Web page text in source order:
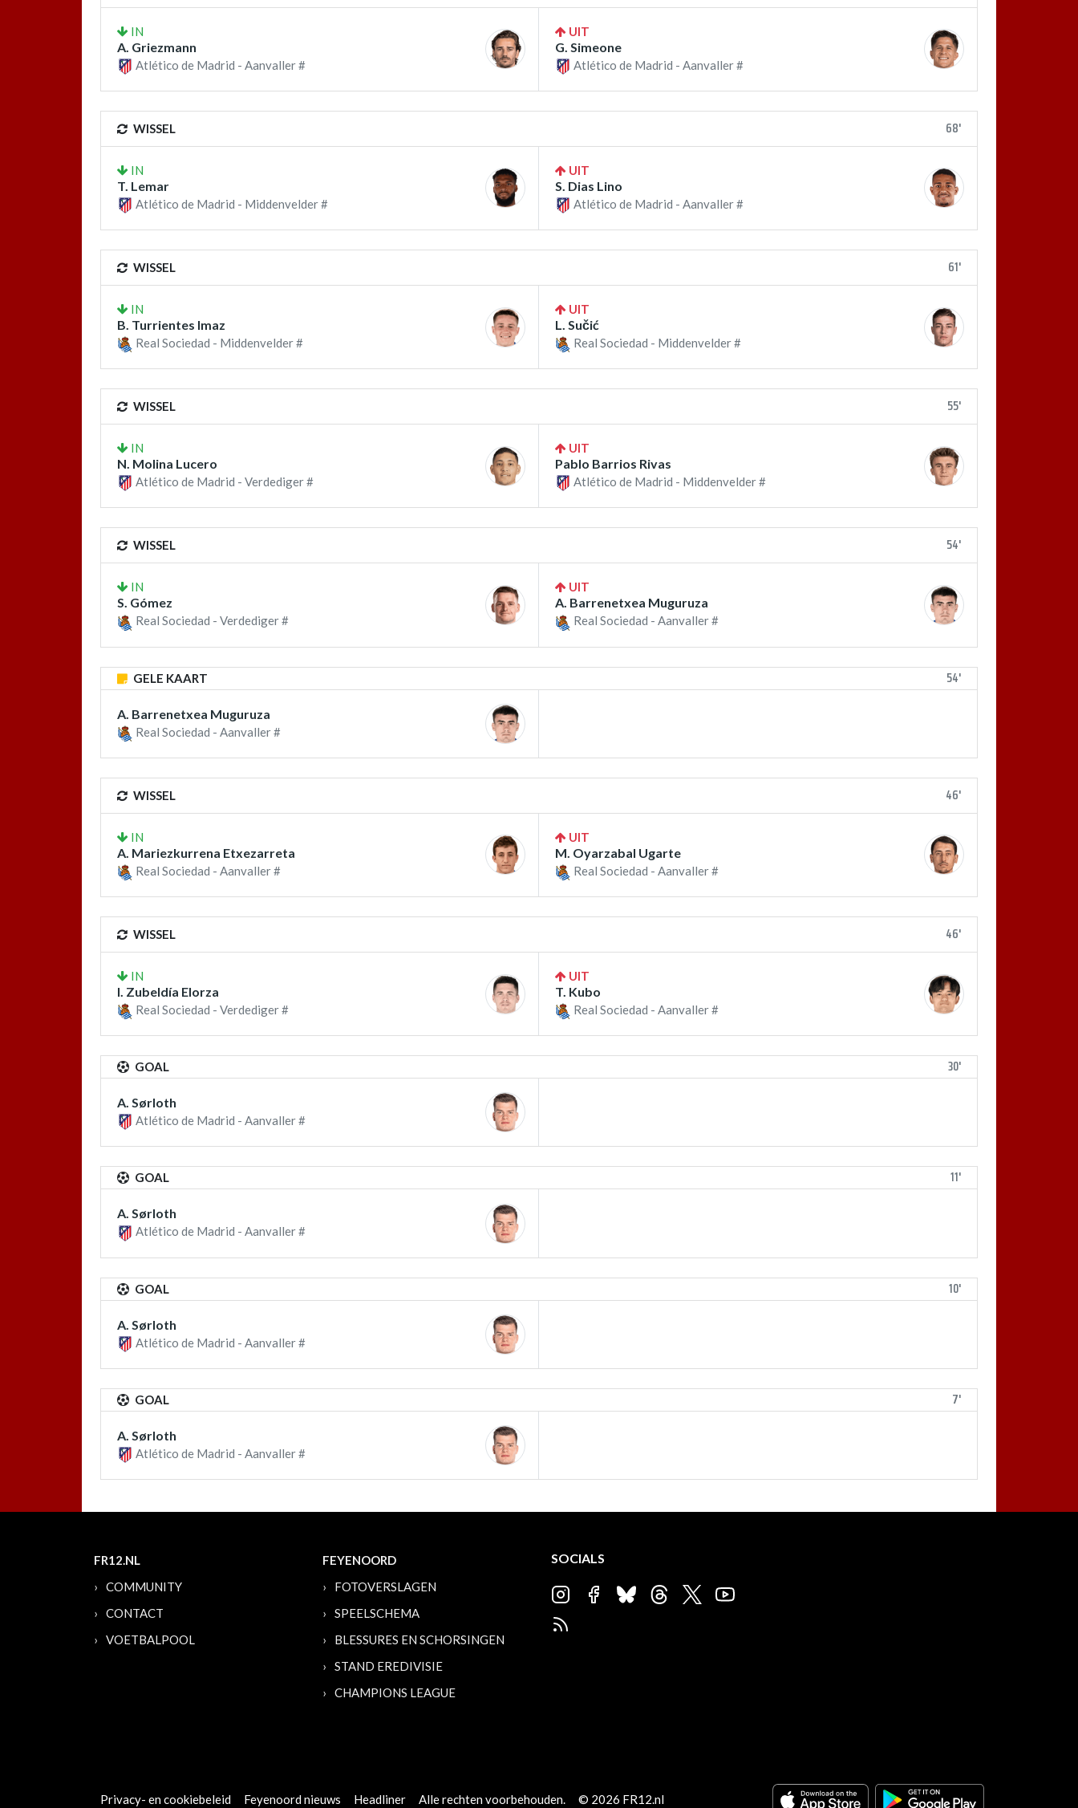
IN
A. Griezmann
Atlético de Madrid - Aanvaller #
UIT
G. Simeone
Atlético de Madrid - Aanvaller #
WISSEL 68'
IN
T. Lemar
Atlético de Madrid - Middenvelder #
UIT
S. Dias Lino
Atlético de Madrid - Aanvaller #
WISSEL 61'
IN
B. Turrientes Imaz
Real Sociedad - Middenvelder #
UIT
L. Sučić
Real Sociedad - Middenvelder #
WISSEL 55'
IN
N. Molina Lucero
Atlético de Madrid - Verdediger #
UIT
Pablo Barrios Rivas
Atlético de Madrid - Middenvelder #
WISSEL 54'
IN
S. Gómez
Real Sociedad - Verdediger #
UIT
A. Barrenetxea Muguruza
Real Sociedad - Aanvaller #
GELE KAART 54'
A. Barrenetxea Muguruza
Real Sociedad - Aanvaller #
WISSEL 46'
IN
A. Mariezkurrena Etxezarreta
Real Sociedad - Aanvaller #
UIT
M. Oyarzabal Ugarte
Real Sociedad - Aanvaller #
WISSEL 46'
IN
I. Zubeldía Elorza
Real Sociedad - Verdediger #
UIT
T. Kubo
Real Sociedad - Aanvaller #
GOAL 30'
A. Sørloth
Atlético de Madrid - Aanvaller #
GOAL 11'
A. Sørloth
Atlético de Madrid - Aanvaller #
GOAL 10'
A. Sørloth
Atlético de Madrid - Aanvaller #
GOAL 7'
A. Sørloth
Atlético de Madrid - Aanvaller #
FR12.NL
COMMUNITY
CONTACT
VOETBALPOOL
FEYENOORD
FOTOVERSLAGEN
SPEELSCHEMA
BLESSURES EN SCHORSINGEN
STAND EREDIVISIE
CHAMPIONS LEAGUE
SOCIALS
Privacy- en cookiebeleid Feyenoord nieuws Headliner Alle rechten voorbehouden. © 2026 FR12.nl